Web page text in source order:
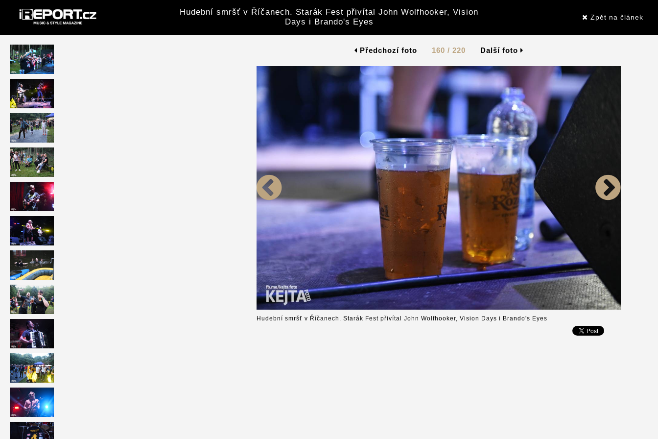
Hudební smršť v Říčanech. Starák Fest přivítal John Wolfhooker, Vision
Days i Brando's Eyes
Zpět na článek
Předchozí foto 160 / 220 Další foto
Hudební smršť v Říčanech. Starák Fest přivítal John Wolfhooker, Vision Days i Brando's Eyes